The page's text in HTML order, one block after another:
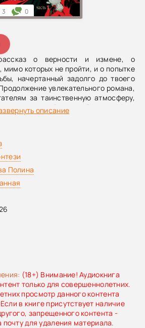
о верности и измене, о
мимо которых не пройти, и о попытке
начертанный задолго до твоего
увлекательного романа,
за таинственную атмосферу,
прошлого. Во второй части Мира
сделанные выборы. Любовь, семья,
стать роковым. Эта книга для
семейные саги и запутанные
– истории сильной, драматичной
и мистику; – атмосферу Санкт–
накал турецких сериалов
Увлекательное чтение, от которого
которое ещё долго не отпускает.
описание
(18+) Внимание! Аудиокнига
только для совершеннолетних.
просмотр данного контента
в книге присутствует наличие
запрещенного контента -
почту для удаления материала.
3 0
Полина